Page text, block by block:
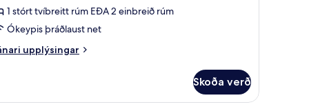
1 stórt tvíbreitt rúm EÐA 2 einbreið rúm
Ókeypis þráðlaust net
upplýsingar
Skoða verð